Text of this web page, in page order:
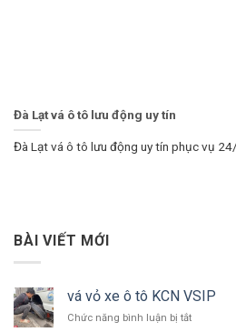
Đà Lạt vá ô tô lưu động uy tín
Đà Lạt vá ô tô lưu động uy tín phục vụ
BÀI VIẾT MỚI
vá vỏ xe ô tô KCN VSIP
Chức năng bình luận bị tắtở